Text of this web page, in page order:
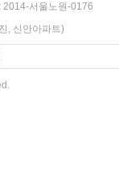
2014-서울노원-0176
, 신안아파트)